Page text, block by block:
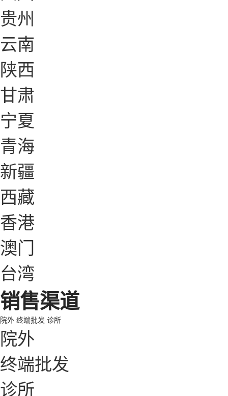
贵州
云南
陕西
甘肃
宁夏
青海
新疆
西藏
香港
澳门
台湾
销售渠道
院外 终端批发 诊所
院外
终端批发
诊所